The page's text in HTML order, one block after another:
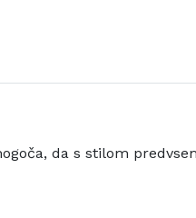
da s stilom